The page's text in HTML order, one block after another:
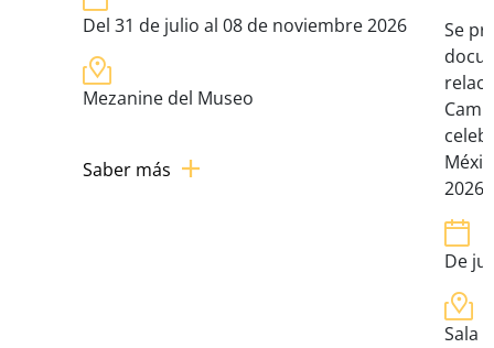
Del 31 de julio al 08 de noviembre 2026
Mezanine del Museo
Saber más
Se
2026).
De
Sala